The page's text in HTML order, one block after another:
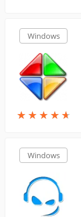
Windows
★ ★ ★ ★ ★
★ ★ ★ ★ ★
Windows